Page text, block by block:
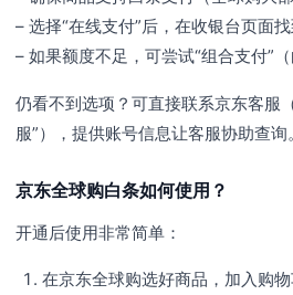
– 选择“在线支付”后，在收银台页面
– 如果额度不足，可尝试“组合支付”（
仍看不到选项？可直接联系京东客服
服”），提供账号信息让客服协助查询。
京东全球购白条如何使用？
开通后使用非常简单：
在京东全球购选好商品，加入购物